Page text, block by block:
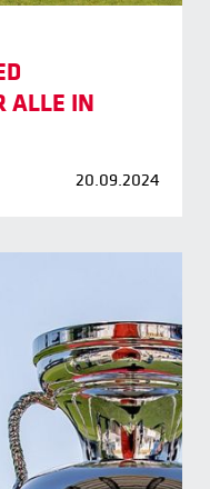
ALLE IN
20.09.2024